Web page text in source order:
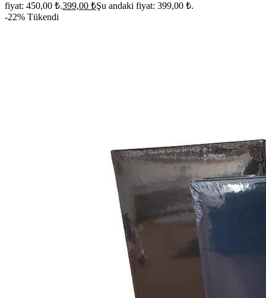
fiyat: 450,00 ₺.399,00 ₺Şu andaki fiyat: 399,00 ₺.
-22% Tükendi